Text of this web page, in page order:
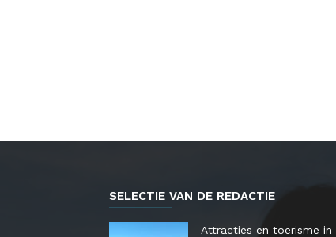
SELECTIE VAN DE REDACTIE
Attracties en toerisme in